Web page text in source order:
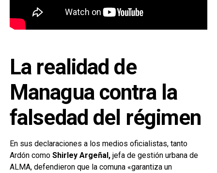
La realidad de
Managua contra la
falsedad del régimen
En sus declaraciones a los medios oficialistas, tanto
Ardón como Shirley Argeñal, jefa de gestión urbana de
ALMA, defendieron que la comuna «garantiza un